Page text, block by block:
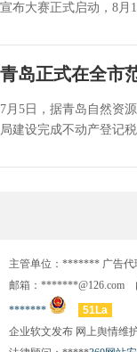
宣布大赛正式启动，8月
青岛正式在全市
7月5日，据青岛自然资
局建设完成不动产登记
主管单位：******* 广告
邮箱：*******@126.com
*******
51La
企业软文发布 网上舆情维